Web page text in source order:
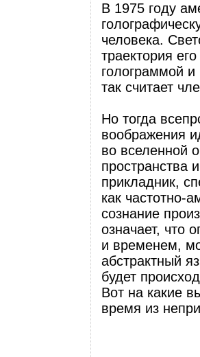
В 1975 году
человека.
траектория
голограммой
так считает
Но тогда
воображения
во вселенной
пространства
прикладник,
как частотно-
сознание
означает, что
и временем,
абстрактный
будет
Вот на какие
время из